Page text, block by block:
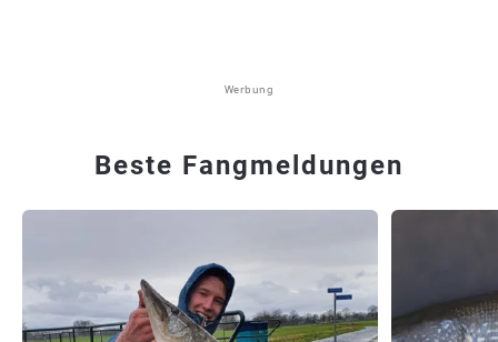
Werbung
Beste Fangmeldungen